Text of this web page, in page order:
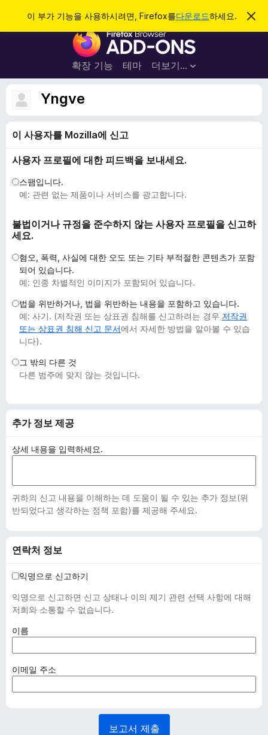
이 부가 기능을 사용하시려면, Firefox를다운로드하세요.
이
림
F
r
e
우
부
기
확장 기능 테마 더보기…
로그인
Yngve
이 사용자를 Mozilla에 신고
사용자 프로필에 대한 피드백을 보내세요.
스팸입니다.
예: 관련 없는 제품이나 서비스를 광고합니다.
불법이거나 규정을 준수하지 않는 사용자 프로필을 신고하
세요.
혐오, 폭력, 사실에 대한 오도 또는 기타 부적절한 콘텐츠가 포함
되어 있습니다.
예: 인종 차별적인 이미지가 포함되어 있습니다.
법을 위반하거나, 법을 위반하는 내용을 포함하고 있습니다.
예: 사기. (저작권 또는 상표권 침해를 신고하려는 경우 저작권
또는 상표권 침해 신고 문서에서 자세한 방법을 알아볼 수 있습
니다).
그 밖의 다른 것
다른 범주에 맞지 않는 것입니다.
추가 정보 제공
상세 내용을 입력하세요.
귀하의 신고 내용을 이해하는 데 도움이 될 수 있는 추가 정보(위
반되었다고 생각하는 정책 포함)를 제공해 주세요.
연락처 정보
익명으로 신고하기
익명으로 신고하면 신고 상태나 이의 제기 관련 선택 사항에 대해
저희와 소통할 수 없습니다.
이름
수
사
)
이메일 주소
수
보고서 제출